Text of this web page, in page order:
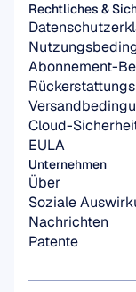
Unternehmen
Über
Soziale
Nachrichten
Patente
Rechtliches &
Abonnement-
Cloud-
EULA